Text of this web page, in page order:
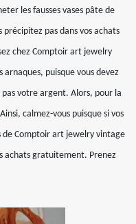
les fausses vases pâte de
précipitez pas dans vos achats
chez Comptoir art jewelry
arnaques, puisque vous devez
votre argent. Alors, pour la
calmez-vous puisque si vos
de Comptoir art jewelry vintage
achats gratuitement. Prenez